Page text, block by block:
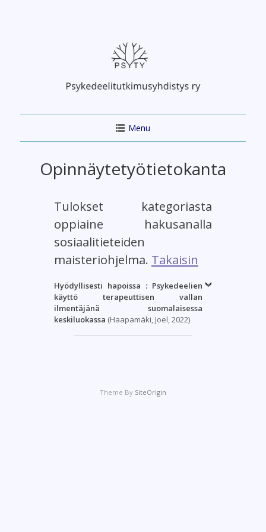
Menu
Opinnäytetyötietokanta
Tulokset kategoriasta
oppiaine hakusanalla
sosiaalitieteiden
maisteriohjelma. Takaisin
Hyödyllisesti hapoissa : Psykedeelien
käyttö terapeuttisen vallan
ilmentäjänä suomalaisessa
keskiluokassa (Haapamäki, Joel, 2022)
Theme By SiteOrigin